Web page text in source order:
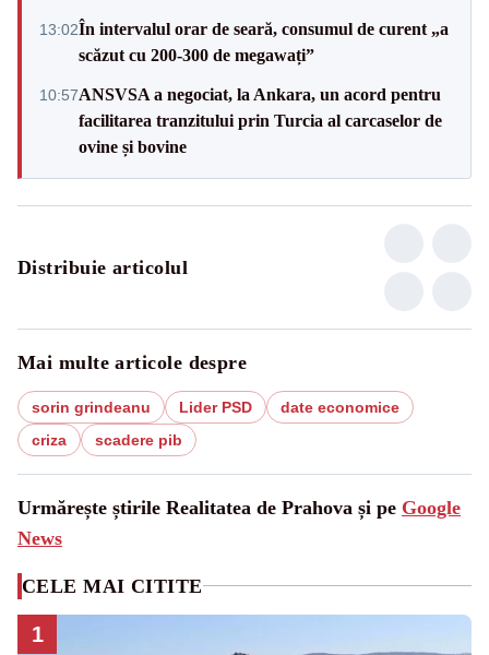
13:02În intervalul orar de seară, consumul de curent „a
scăzut cu 200-300 de megawați”
10:57ANSVSA a negociat, la Ankara, un acord pentru
facilitarea tranzitului prin Turcia al carcaselor de
ovine și bovine
Distribuie articolul
Mai multe articole despre
sorin grindeanu Lider PSD
date economice
criza
scadere pib
Urmărește știrile Realitatea de Prahova și pe Google
News
CELE MAI CITITE
1